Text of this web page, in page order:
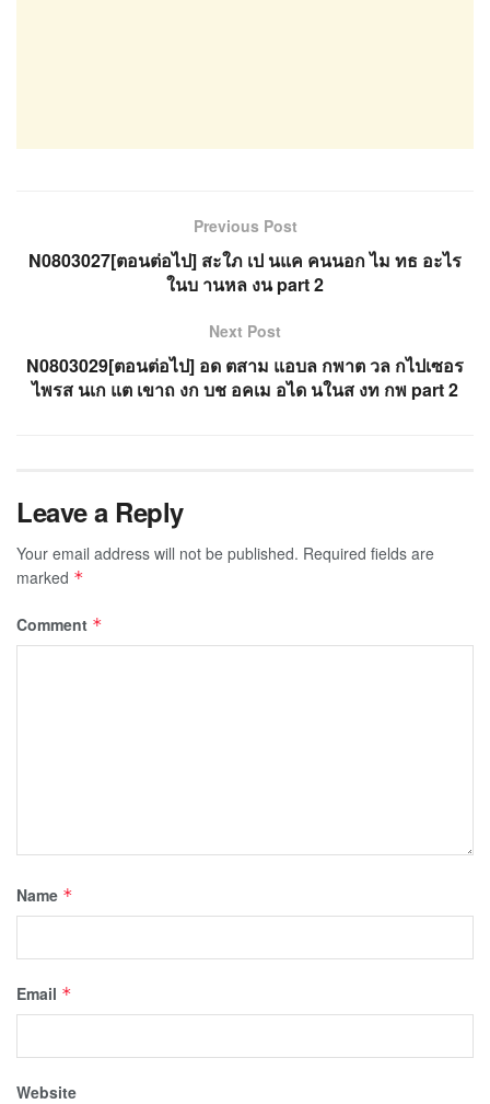
Previous Post
N0803027[ตอนต่อไป] สะใภ เป นแค คนนอก ไม ทธ อะไร
ในบ านหล งน part 2
Next Post
N0803029[ตอนต่อไป] อด ตสาม แอบล กพาต วล กไปเซอร
ไพรส นเก แต เขาถ งก บช อคเม อได นในส งท กพ part 2
Leave a Reply
Your email address will not be published. Required fields are
marked *
Comment *
Name *
Email *
Website